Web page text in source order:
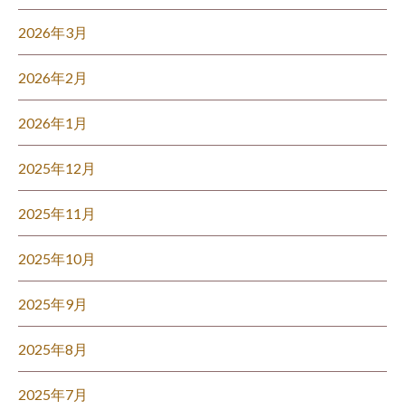
2026年3月
2026年2月
2026年1月
2025年12月
2025年11月
2025年10月
2025年9月
2025年8月
2025年7月